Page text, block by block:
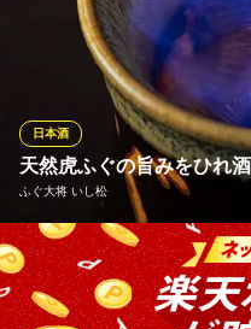
福岡県福岡市中央区西中洲1-14 プ
選りすぐりの九州地酒は、観
「東一 山田錦純米」は穏や
かな旨味が引き出された味わ
す」は、すっきりとした酸味
ルーティーさも感じられます
春吉 とりかわ家。
朝引きのとりかわ専門店
地下鉄七隈線（3号線）天
福岡県福岡市中央区春吉3-25-25 1F
天然虎ふぐの旨みをひれ
ふぐ大将 いし松
日本酒
ご来店されたほとんどのお客
するひれは1週間ほど陰干し
間をかけてまるで煎餅のよう